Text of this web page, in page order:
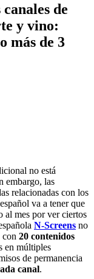
de
y vino:
más de 3
no está
embargo, las
relacionadas con los
va a tener que
al mes por ver ciertos
N-Screens no
con 20 contenidos
en múltiples
de permanencia
canal.